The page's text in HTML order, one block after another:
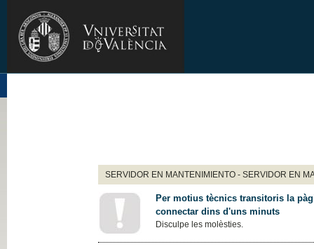
SERVIDOR EN MANTENIMIENTO - SERVIDOR EN
Per motius tècnics transitoris la
connectar dins d'uns minuts
Disculpe les molèsties.